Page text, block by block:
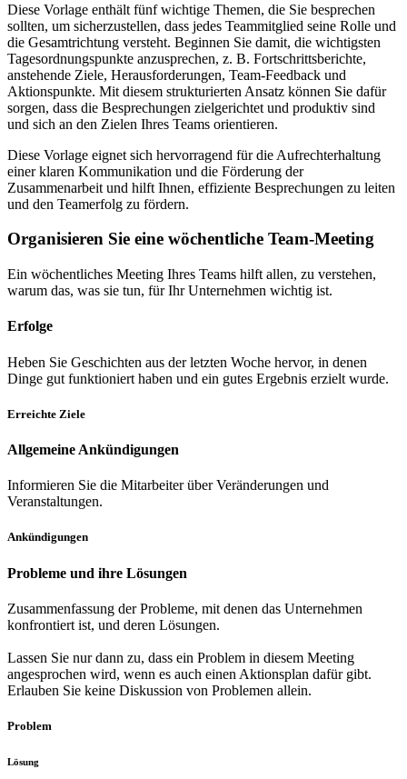
Diese Vorlage enthält fünf wichtige Themen, die Sie besprechen
sollten, um sicherzustellen, dass jedes Teammitglied seine Rolle und
die Gesamtrichtung versteht. Beginnen Sie damit, die wichtigsten
Tagesordnungspunkte anzusprechen, z. B. Fortschrittsberichte,
anstehende Ziele, Herausforderungen, Team-Feedback und
Aktionspunkte. Mit diesem strukturierten Ansatz können Sie dafür
sorgen, dass die Besprechungen zielgerichtet und produktiv sind
und sich an den Zielen Ihres Teams orientieren.
Diese Vorlage eignet sich hervorragend für die Aufrechterhaltung
einer klaren Kommunikation und die Förderung der
Zusammenarbeit und hilft Ihnen, effiziente Besprechungen zu leiten
und den Teamerfolg zu fördern.
Organisieren Sie eine wöchentliche Team-Meeting
Ein wöchentliches Meeting Ihres Teams hilft allen, zu verstehen,
warum das, was sie tun, für Ihr Unternehmen wichtig ist.
Erfolge
Heben Sie Geschichten aus der letzten Woche hervor, in denen
Dinge gut funktioniert haben und ein gutes Ergebnis erzielt wurde.
Erreichte Ziele
Allgemeine Ankündigungen
Informieren Sie die Mitarbeiter über Veränderungen und
Veranstaltungen.
Ankündigungen
Probleme und ihre Lösungen
Zusammenfassung der Probleme, mit denen das Unternehmen
konfrontiert ist, und deren Lösungen.
Lassen Sie nur dann zu, dass ein Problem in diesem Meeting
angesprochen wird, wenn es auch einen Aktionsplan dafür gibt.
Erlauben Sie keine Diskussion von Problemen allein.
Problem
Lösung